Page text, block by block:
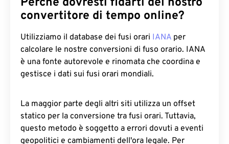
convertitore di tempo online?
Utilizziamo il database dei fusi orari IANA per
calcolare le nostre conversioni di fuso orario. IANA
è una fonte autorevole e rinomata che coordina e
gestisce i dati sui fusi orari mondiali.
La maggior parte degli altri siti utilizza un offset
statico per la conversione tra fusi orari. Tuttavia,
questo metodo è soggetto a errori dovuti a eventi
geopolitici e cambiamenti dell'ora legale. Per